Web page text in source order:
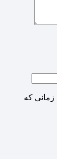
زمانی که